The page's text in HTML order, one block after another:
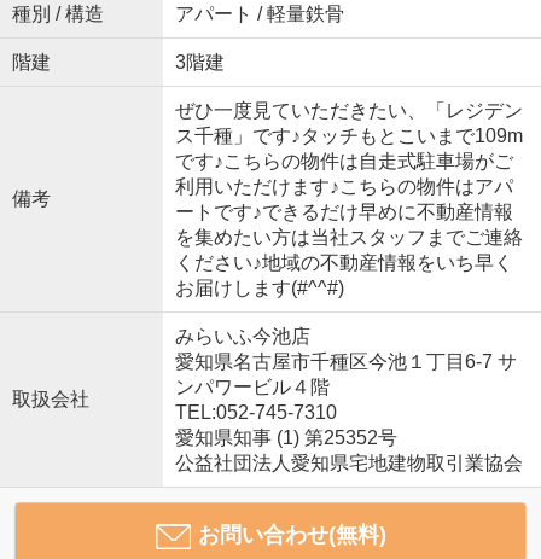
種別 / 構造 アパート / 軽量鉄骨
階建 3階建
備考
ぜひ一度見ていただきたい、「レジデン
ス千種」です♪タッチもとこいまで109m
です♪こちらの物件は自走式駐車場がご
利用いただけます♪こちらの物件はアパ
ートです♪できるだけ早めに不動産情報
を集めたい方は当社スタッフまでご連絡
ください♪地域の不動産情報をいち早く
お届けします(#^^#)
取扱会社
みらいふ今池店
愛知県名古屋市千種区今池１丁目6-7 サ
ンパワービル４階
TEL:052-745-7310
愛知県知事 (1) 第25352号
公益社団法人愛知県宅地建物取引業協会
お問い合わせ(無料)